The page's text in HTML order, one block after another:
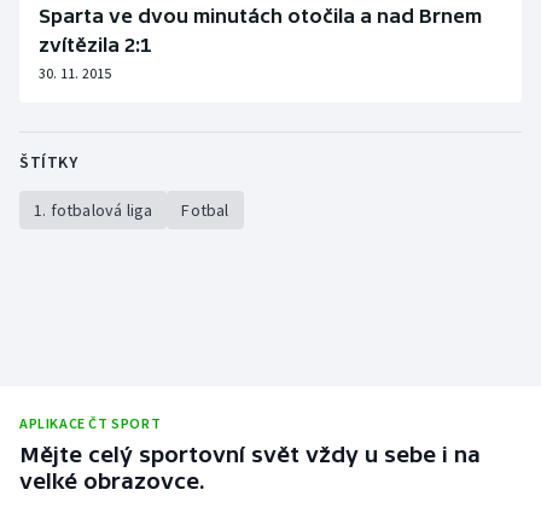
Volejbal
Ostatní
Sparta ve dvou minutách otočila a nad Brnem
zvítězila 2:1
30. 11. 2015
ŠTÍTKY
1. fotbalová liga Fotbal
APLIKACE ČT SPORT
Mějte celý sportovní svět vždy u sebe i na
velké obrazovce.